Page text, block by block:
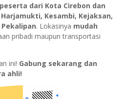
peserta dari Kota Cirebon dan
Harjamukti, Kesambi, Kejaksan,
. Lokasinya mudah
pribadi maupun transportasi
ini! Gabung sekarang dan
ahli!